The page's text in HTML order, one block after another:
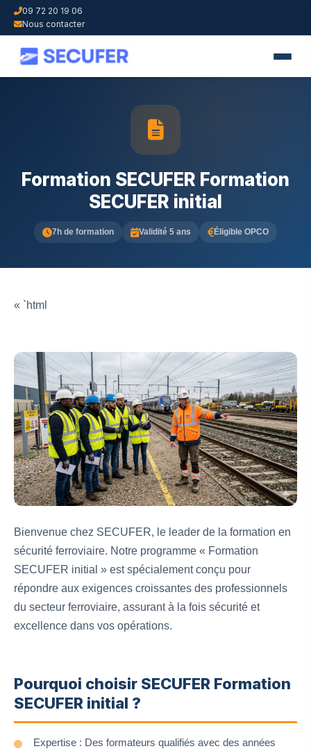
09 72 20 19 06
Nous contacter
Formation SECUFER Formation
SECUFER initial
7h de formation Validité 5 ans Éligible OPCO
« `html
Bienvenue chez SECUFER, le leader de la formation en
sécurité ferroviaire. Notre programme « Formation
SECUFER initial » est spécialement conçu pour
répondre aux exigences croissantes des professionnels
du secteur ferroviaire, assurant à la fois sécurité et
excellence dans vos opérations.
Pourquoi choisir SECUFER Formation
SECUFER initial ?
Expertise : Des formateurs qualifiés avec des années